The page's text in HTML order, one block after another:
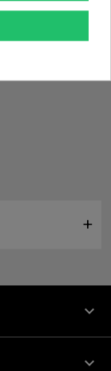
keyboard_arrow_down
